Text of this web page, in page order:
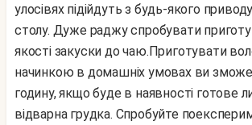
улосівях підійдуть з будь-якого
столу. Дуже раджу спробувати
якості закуски до чаю.Приготувати
начинкою в домашніх умовах ви
годину, якщо буде в наявності готове
відварна грудка. Спробуйте